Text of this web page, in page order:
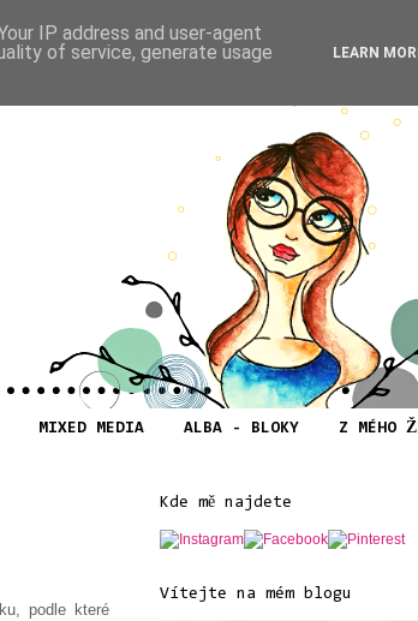
MIXED MEDIA ALBA - BLOKY Z MÉHO
podle které
Kde mě najdete
Vítejte na mém blogu
IP address and user-agent
of service, generate usage
LEARN